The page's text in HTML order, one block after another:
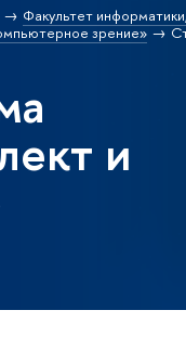
Факультет
зрение»
и